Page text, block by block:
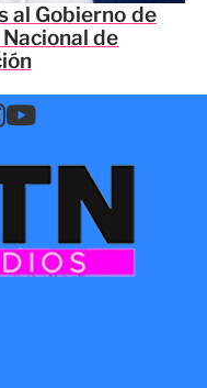
al Gobierno de
de